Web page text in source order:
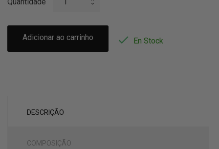
Adicionar ao carrinho  En Stock
DESCRIÇÃO
COMPOSIÇÃO